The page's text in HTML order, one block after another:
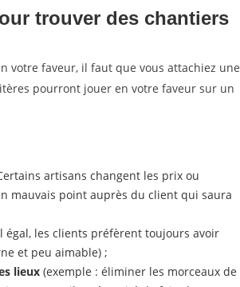
trouver des chantiers
votre faveur, il faut que vous attachiez une
pourront jouer en votre faveur sur un
artisans changent les prix ou
mauvais point auprès du client qui saura
égal, les clients préfèrent toujours avoir
et peu aimable) ;
lieux (exemple : éliminer les morceaux de